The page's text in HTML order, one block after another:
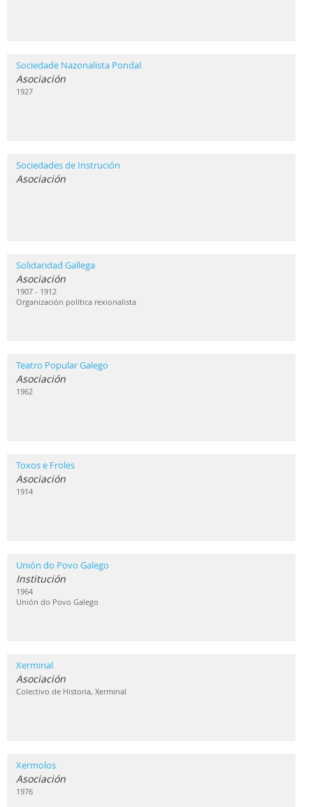
Sociedade Nazonalista Pondal
Asociación
1927
Sociedades de Instrución
Asociación
Solidaridad Gallega
Asociación
1907 - 1912
Organización política rexionalista
Teatro Popular Galego
Asociación
1962
Toxos e Froles
Asociación
1914
Unión do Povo Galego
Institución
1964
Unión do Povo Galego
Xerminal
Asociación
Colectivo de Historia, Xerminal
Xermolos
Asociación
1976